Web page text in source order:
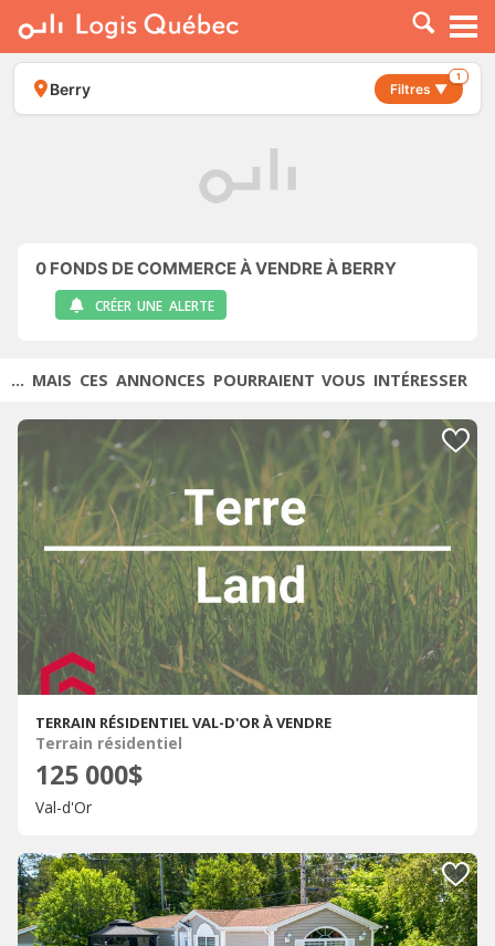
À LOUER
À VENDRE
PLACER UNE ANNONCE
Berry Filtres ▼
1
0 FONDS DE COMMERCE À VENDRE À BERRY
CRÉER UNE ALERTE
... MAIS CES ANNONCES POURRAIENT VOUS INTÉRESSER
TERRAIN RÉSIDENTIEL VAL-D'OR À VENDRE
Terrain résidentiel
125 000$
Val-d'Or